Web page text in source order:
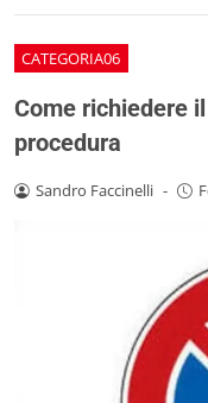
CATEGORIA06
Come richiedere
procedura
Sandro Faccinelli -